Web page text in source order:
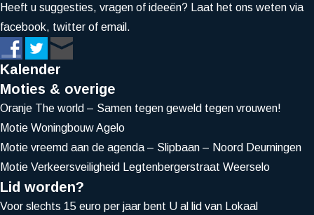
Heeft u suggesties, vragen of ideeën? Laat het ons weten via
facebook, twitter of email.
Kalender
Moties & overige
Oranje The world – Samen tegen geweld tegen vrouwen!
Motie Woningbouw Agelo
Motie vreemd aan de agenda – Slipbaan – Noord Deurningen
Motie Verkeersveiligheid Legtenbergerstraat Weerselo
Lid worden?
Voor slechts 15 euro per jaar bent U al lid van Lokaal